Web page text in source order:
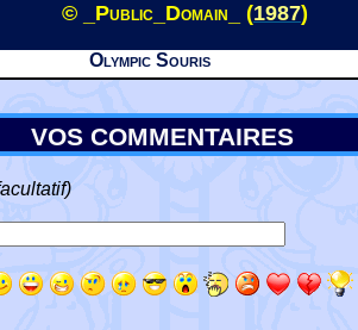
© _Public_Domain_ (1987)
Olympic Souris
VOS COMMENTAIRES